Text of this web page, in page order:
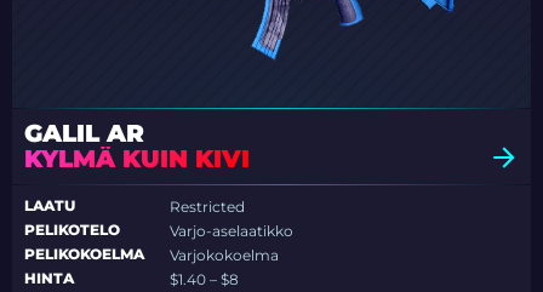
GALIL AR
KYLMÄ KUIN KIVI
LAATU
Restricted
PELIKOTELO
Varjo-aselaatikko
PELIKOKOELMA
Varjokokoelma
HINTA
$1.40 – $8